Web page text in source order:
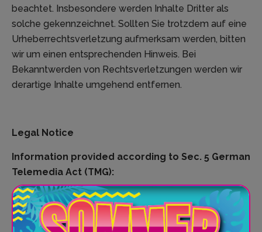
beachtet. Insbesondere werden Inhalte Dritter als
solche gekennzeichnet. Sollten Sie trotzdem auf eine
Urheberrechtsverletzung aufmerksam werden, bitten
wir um einen entsprechenden Hinweis. Bei
Bekanntwerden von Rechtsverletzungen werden wir
derartige Inhalte umgehend entfernen.
Legal Notice
Information provided according to Sec. 5 German
Telemedia Act (TMG):
SPRUNG.RAUMKöln GmbH
Am Neumarkt 36